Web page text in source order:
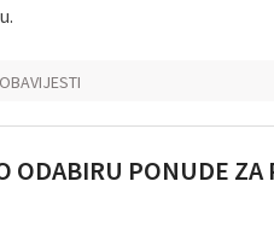
OBAVIJESTI
ODABIRU PONUDE